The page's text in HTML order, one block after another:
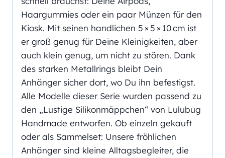
Haargummies oder ein paar Münzen für den
Kiosk. Mit seinen handlichen 5 × 5 × 10 cm ist
er groß genug für Deine Kleinigkeiten, aber
auch klein genug, um nicht zu stören. Dank
des starken Metallrings bleibt Dein
Anhänger sicher dort, wo Du ihn befestigst.
Alle Modelle dieser Serie wurden passend zu
den „Lustige Silikonmäppchen“ von Lulubug
Handmade entworfen. Ob einzeln gekauft
oder als Sammelset: Unsere fröhlichen
Anhänger sind kleine Alltagsbegleiter, die